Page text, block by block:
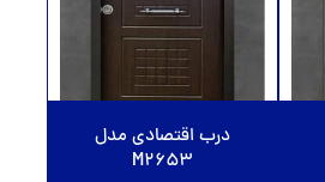
درب اقتصادی مدل
M2653